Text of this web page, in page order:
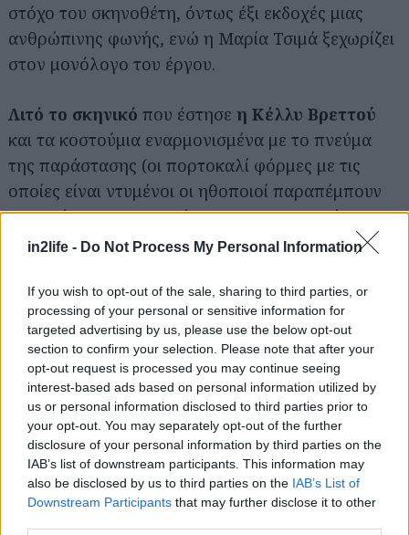
in2life - Do Not Process My Personal Information
If you wish to opt-out of the sale, sharing to third parties, or
processing of your personal or sensitive information for
targeted advertising by us, please use the below opt-out
section to confirm your selection. Please note that after your
opt-out request is processed you may continue seeing
interest-based ads based on personal information utilized by
us or personal information disclosed to third parties prior to
your opt-out. You may separately opt-out of the further
disclosure of your personal information by third parties on the
IAB’s list of downstream participants. This information may
also be disclosed by us to third parties on the IAB’s List of
Downstream Participants that may further disclose it to other
στόχο του σκηνοθέτη, όντως έξι εκδοχές μιας
ανθρώπινης φωνής, ενώ η Μαρία Τσιμά ξεχωρίζει
στον μονόλογο του έργου.
Λιτό το σκηνικό που έστησε η Κέλλυ Βρεττού
και τα κοστούμια εναρμονισμένα με το πνεύμα
της παράστασης (οι πορτοκαλί φόρμες με τις
οποίες είναι ντυμένοι οι ηθοποιοί παραπέμπουν
εμφανώς στο Γκουαντάναμο και στην κατάσταση
εγκλεισμού).
Υποβλητικοί οι φωτισμοί από τονΒασίλη
Παπακωνσταντίνου,ενώ ο ακαριαίος
καταυγασμός των θεατών είναι έξυπνος και
πολυλειτουργικός, μια και σπάει τη θεατρική
σύμβαση βάζοντάς τους στο ”παιχνίδι”, σοκάρει,
αλλά και δημιουργεί παύσεις.
Εξαιρετικά ενδιαφέροντα το εγχείρημα και το
κείμενο, για πεπαιδευμένους θεατές!